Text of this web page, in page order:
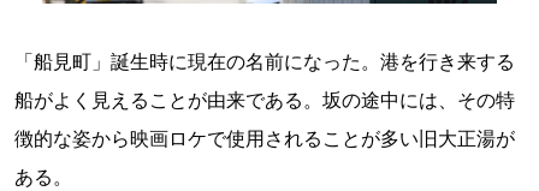
「船見町」誕生時に現在の名前になった。港を行き来する
船がよく見えることが由来である。坂の途中には、その特
徴的な姿から映画ロケで使用されることが多い旧大正湯が
ある。